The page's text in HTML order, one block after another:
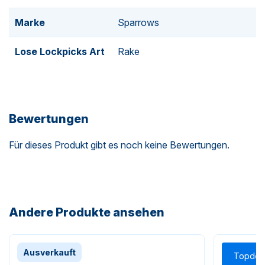
Marke Sparrows
Lose Lockpicks Art Rake
Bewertungen
Für dieses Produkt gibt es noch keine Bewertungen.
Andere Produkte ansehen
Ausverkauft